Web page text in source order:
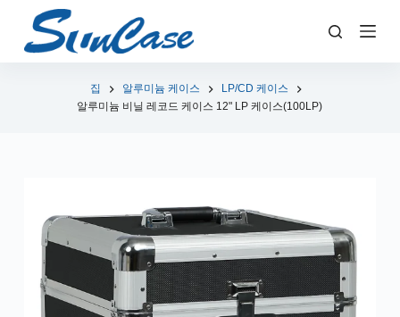
텐
집 알루미늄 케이스
LP/CD 케이스
알루미늄 비닐 레코드 케이스 12" LP 케이스(100LP)